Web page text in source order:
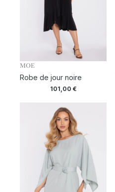
MOE
Robe de jour noire
101,00 €